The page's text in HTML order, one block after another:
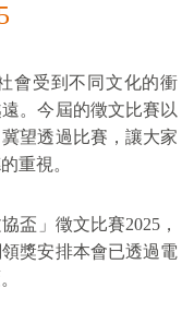
會受到不同文化的衝
。今屆的徵文比賽以
望透過比賽，讓大家
重視。
盃」徵文比賽2025，
獎安排本會已透過電